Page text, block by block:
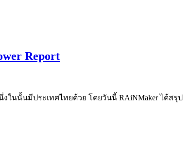
Report
นึ่งในนั้นมีประเทศไทยด้วย โดยวันนี้ RAiNMaker ได้สรุป